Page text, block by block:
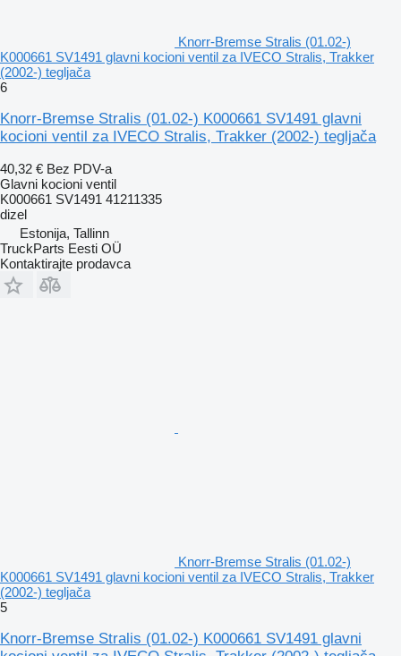
Knorr-Bremse Stralis (01.02-)
K000661 SV1491 glavni kocioni ventil za IVECO Stralis, Trakker
(2002-) tegljača
6
Knorr-Bremse Stralis (01.02-) K000661 SV1491 glavni
kocioni ventil za IVECO Stralis, Trakker (2002-) tegljača
40,32 € Bez PDV-a
Glavni kocioni ventil
K000661 SV1491 41211335
dizel
Estonija, Tallinn
TruckParts Eesti OÜ
Kontaktirajte prodavca
Knorr-Bremse Stralis (01.02-)
K000661 SV1491 glavni kocioni ventil za IVECO Stralis, Trakker
(2002-) tegljača
5
Knorr-Bremse Stralis (01.02-) K000661 SV1491 glavni